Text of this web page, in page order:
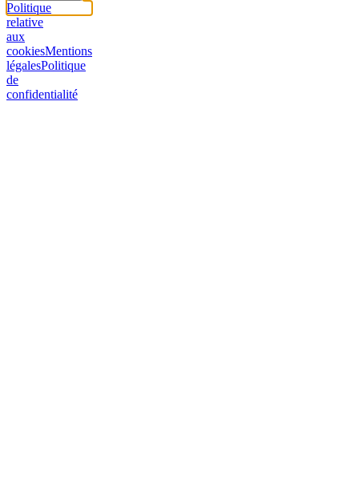
Politique
relative
aux
cookiesMentions
légalesPolitique
de
confidentialité